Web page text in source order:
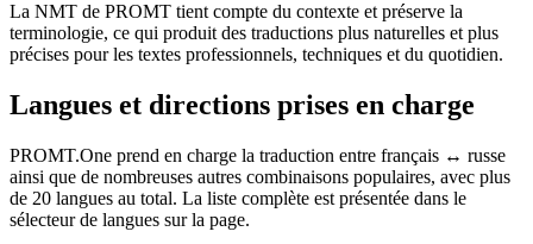
La NMT de PROMT tient compte du contexte et préserve la
terminologie, ce qui produit des traductions plus naturelles et plus
précises pour les textes professionnels, techniques et du quotidien.
Langues et directions prises en charge
PROMT.One prend en charge la traduction entre français ↔ russe
ainsi que de nombreuses autres combinaisons populaires, avec plus
de 20 langues au total. La liste complète est présentée dans le
sélecteur de langues sur la page.